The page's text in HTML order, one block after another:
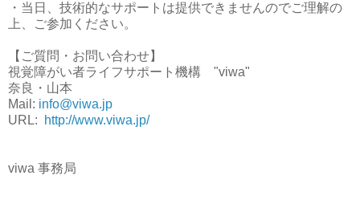
・当日、技術的なサポートは提供できませんのでご理解の
上、ご参加ください。
【ご質問・お問い合わせ】
視覚障がい者ライフサポート機構 "viwa"
奈良・山本
Mail: info@viwa.jp
URL:
http://www.viwa.jp/
viwa 事務局